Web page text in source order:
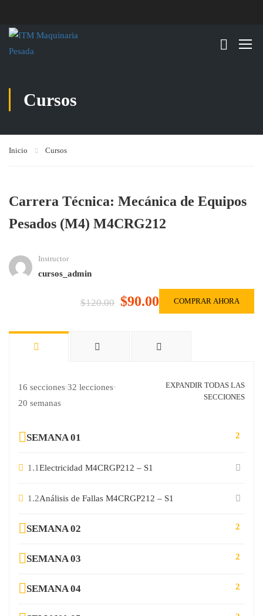
Cursos
Inicio Cursos
Carrera Técnica: Mecánica de Equipos
Pesados (M4) M4CRG212
Instructor
cursos_admin
$120.00 $90.00 COMPRAR AHORA
16 secciones 32 lecciones
20 semanas
EXPANDIR TODAS LAS
SECCIONES
SEMANA 01 2
1.1Electricidad M4CRGP212 – S1
1.2Análisis de Fallas M4CRGP212 – S1
SEMANA 02 2
SEMANA 03 2
SEMANA 04 2